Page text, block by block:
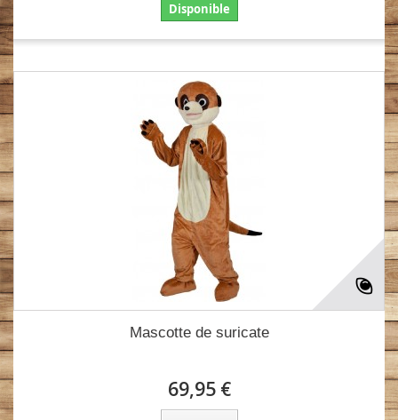
Disponible
Mascotte de suricate
69,95 €